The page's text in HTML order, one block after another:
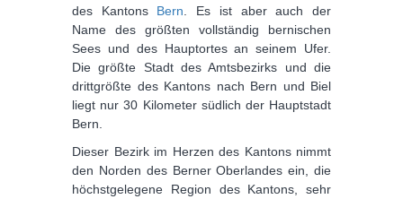
des Kantons Bern . Es ist aber auch der
Name des größten vollständig bernischen
Sees und des Hauptortes an seinem Ufer.
Die größte Stadt des Amtsbezirks und die
drittgrößte des Kantons nach Bern und Biel
liegt nur 30 Kilometer südlich der Hauptstadt
Bern.
Dieser Bezirk im Herzen des Kantons nimmt
den Norden des Berner Oberlandes ein, die
höchstgelegene Region des Kantons, sehr